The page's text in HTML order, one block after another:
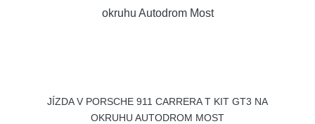
JÍZDA V PORSCHE 911 CARRERA T KIT GT3 NA
OKRUHU AUTODROM MOST